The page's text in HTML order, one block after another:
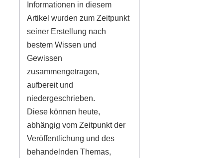
Informationen in diesem
Artikel wurden zum Zeitpunkt
seiner Erstellung nach
bestem Wissen und
Gewissen
zusammengetragen,
aufbereit und
niedergeschrieben.
Diese können heute,
abhängig vom Zeitpunkt der
Veröffentlichung und des
behandelnden Themas,